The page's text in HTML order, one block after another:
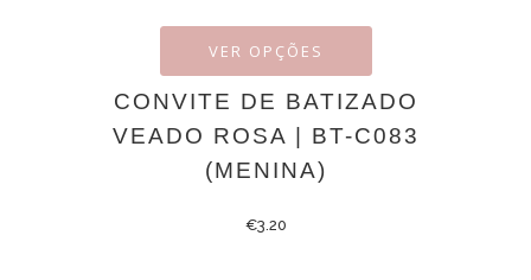
VER OPÇÕES
CONVITE DE BATIZADO
VEADO ROSA | BT-C083
(MENINA)
€3.20